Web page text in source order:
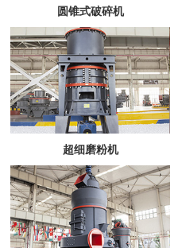
圆锥式破碎机
超细磨粉机